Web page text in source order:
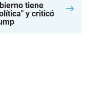
tiene
y criticó